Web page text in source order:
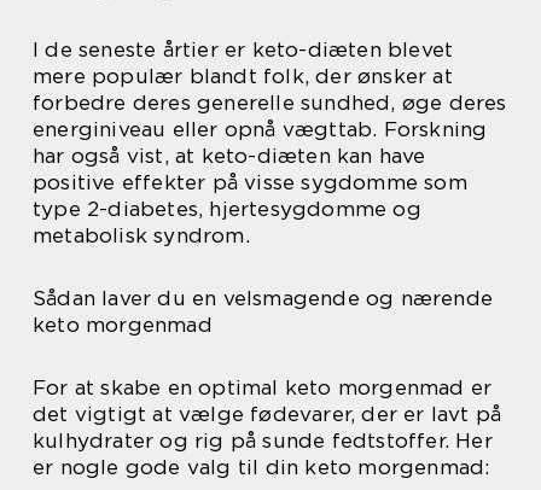
I de seneste årtier er keto-diæten blevet
mere populær blandt folk, der ønsker at
forbedre deres generelle sundhed, øge deres
energiniveau eller opnå vægttab. Forskning
har også vist, at keto-diæten kan have
positive effekter på visse sygdomme som
type 2-diabetes, hjertesygdomme og
metabolisk syndrom.
Sådan laver du en velsmagende og nærende
keto morgenmad
For at skabe en optimal keto morgenmad er
det vigtigt at vælge fødevarer, der er lavt på
kulhydrater og rig på sunde fedtstoffer. Her
er nogle gode valg til din keto morgenmad: